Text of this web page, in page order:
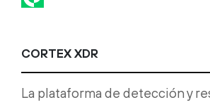
CORTEX XDR
La plataforma de detección y